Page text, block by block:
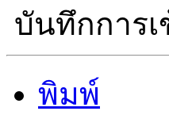
บันทึกการเ
พิมพ์